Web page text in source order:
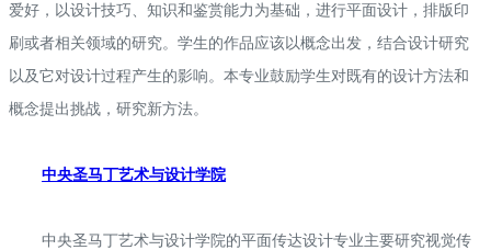
爱好，以设计技巧、知识和鉴赏能力为基础，进行平面设计，排版印
刷或者相关领域的研究。学生的作品应该以概念出发，结合设计研究
以及它对设计过程产生的影响。本专业鼓励学生对既有的设计方法和
概念提出挑战，研究新方法。
中央圣马丁艺术与设计学院
中央圣马丁艺术与设计学院的平面传达设计专业主要研究视觉传